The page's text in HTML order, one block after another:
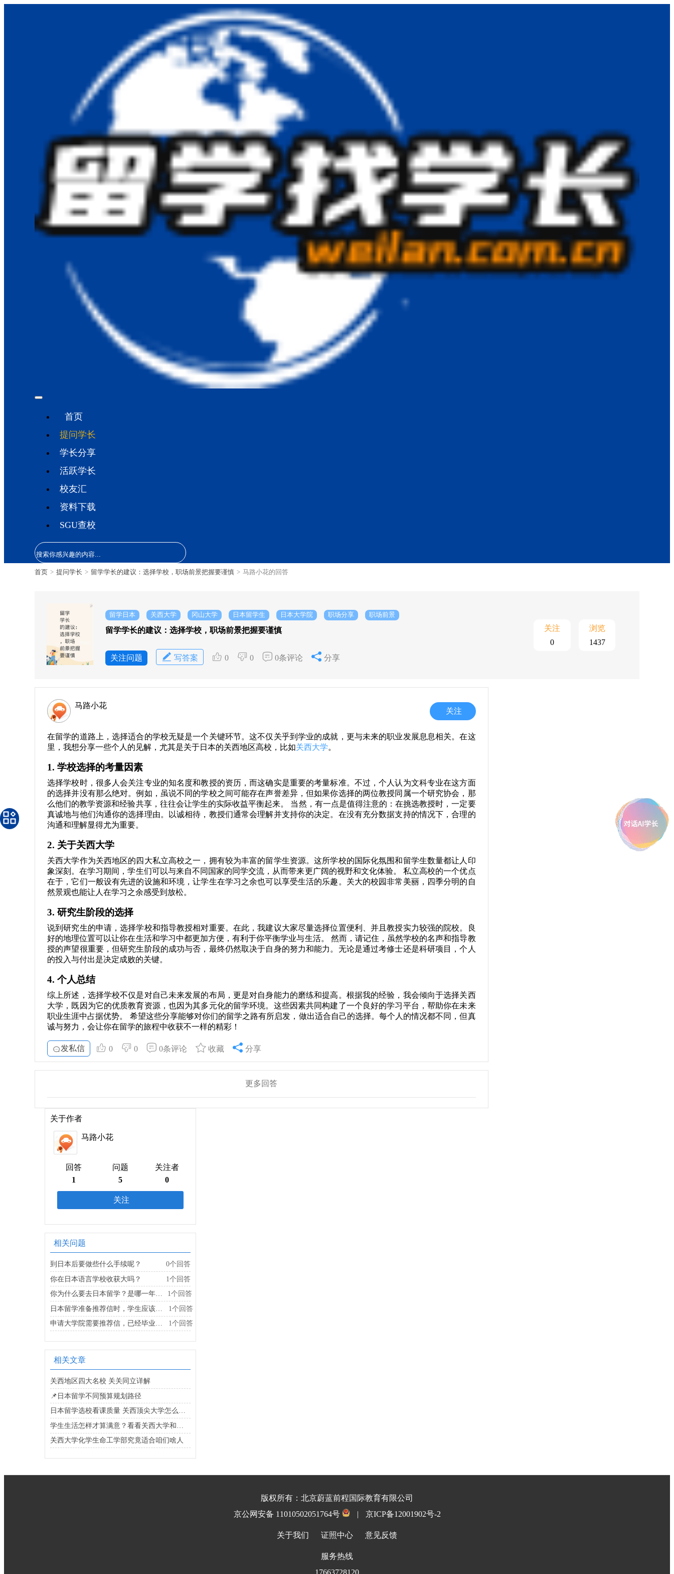
首页
提问学长
学长分享
活跃学长
校友汇
资料下载
SGU查校
首页 > 提问学长 > 留学学长的建议：选择学校，职场前景把握要谨慎 > 马路小花的回答
留学日本 关西大学 冈山大学 日本留学生 日本大学院 职场分享 职场前景
留学学长的建议：选择学校，职场前景把握要谨慎
关注问题 写答案 0 0 0条评论 分享
浏览
1437
关注
0
马路小花
关注
在留学的道路上，选择适合的学校无疑是一个关键环节。这不仅关乎到学业的成就，更与未来的职业发展息息相关。在这
里，我想分享一些个人的见解，尤其是关于日本的关西地区高校，比如关西大学。
1. 学校选择的考量因素
选择学校时，很多人会关注专业的知名度和教授的资历，而这确实是重要的考量标准。不过，个人认为文科专业在这方面
的选择并没有那么绝对。例如，虽说不同的学校之间可能存在声誉差异，但如果你选择的两位教授同属一个研究协会，那
么他们的教学资源和经验共享，往往会让学生的实际收益平衡起来。 当然，有一点是值得注意的：在挑选教授时，一定要
真诚地与他们沟通你的选择理由。以诚相待，教授们通常会理解并支持你的决定。在没有充分数据支持的情况下，合理的
沟通和理解显得尤为重要。
2. 关于关西大学
关西大学作为关西地区的四大私立高校之一，拥有较为丰富的留学生资源。这所学校的国际化氛围和留学生数量都让人印
象深刻。在学习期间，学生们可以与来自不同国家的同学交流，从而带来更广阔的视野和文化体验。 私立高校的一个优点
在于，它们一般设有先进的设施和环境，让学生在学习之余也可以享受生活的乐趣。关大的校园非常美丽，四季分明的自
然景观也能让人在学习之余感受到放松。
3. 研究生阶段的选择
说到研究生的申请，选择学校和指导教授相对重要。在此，我建议大家尽量选择位置便利、并且教授实力较强的院校。良
好的地理位置可以让你在生活和学习中都更加方便，有利于你平衡学业与生活。 然而，请记住，虽然学校的名声和指导教
授的声望很重要，但研究生阶段的成功与否，最终仍然取决于自身的努力和能力。无论是通过考修士还是科研项目，个人
的投入与付出是决定成败的关键。
4. 个人总结
综上所述，选择学校不仅是对自己未来发展的布局，更是对自身能力的磨练和提高。根据我的经验，我会倾向于选择关西
大学，既因为它的优质教育资源，也因为其多元化的留学环境。这些因素共同构建了一个良好的学习平台，帮助你在未来
职业生涯中占据优势。 希望这些分享能够对你们的留学之路有所启发，做出适合自己的选择。每个人的情况都不同，但真
诚与努力，会让你在留学的旅程中收获不一样的精彩！
发私信 0 0 0条评论 收藏 分享
更多回答
关于作者
马路小花
回答
1
问题
5
关注者
0
关注
相关问题
到日本后要做些什么手续呢？
0个回答
你在日本语言学校收获大吗？
1个回答
你为什么要去日本留学？是哪一年去的？
1个回答
1个回答
申请大学院需要推荐信，已经毕业多年怎么去准备？
1个回答
相关文章
关西地区四大名校 关关同立详解
📌日本留学不同预算规划路径
关西大学化学生命工学部究竟适合咱们啥人
版权所有：北京蔚蓝前程国际教育有限公司
京公网安备 11010502051764号
| 京ICP备12001902号-2
关于我们 证照中心 意见反馈
服务热线